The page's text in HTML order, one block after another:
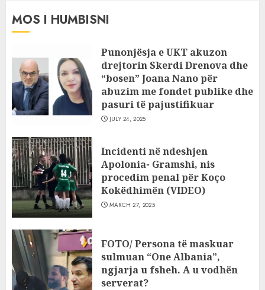
MOS I HUMBISNI
Punonjësja e UKT akuzon
drejtorin Skerdi Drenova dhe
“bosen” Joana Nano për
abuzim me fondet publike dhe
pasuri të pajustifikuar
JULY 24, 2025
Incidenti në ndeshjen
Apolonia- Gramshi, nis
procedim penal për Koço
Kokëdhimën (VIDEO)
MARCH 27, 2025
FOTO/ Persona të maskuar
sulmuan “One Albania”,
ngjarja u fsheh. A u vodhën
serverat?